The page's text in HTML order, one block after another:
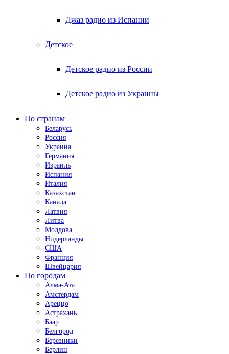
Джаз радио из Испании
Детское
Детское радио из России
Детское радио из Украины
По странам
Беларусь
Россия
Украина
Германия
Израиль
Испания
Италия
Казахстан
Канада
Латвия
Литва
Молдова
Нидерланды
США
Франция
Швейцария
По городам
Алма-Ата
Амстердам
Ареццо
Астрахань
Баар
Белгород
Березники
Берлин